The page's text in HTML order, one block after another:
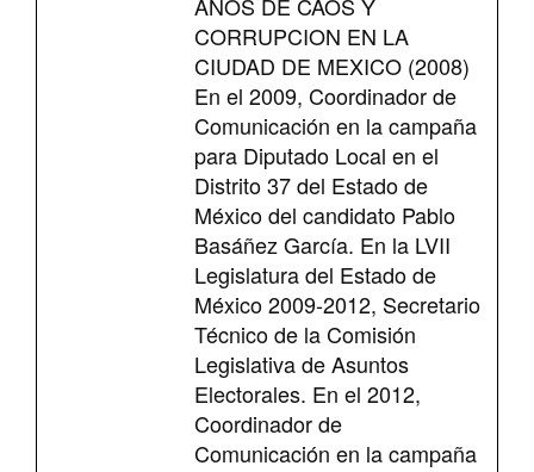
AÑOS DE CAOS Y
CORRUPCION EN LA
CIUDAD DE MEXICO (2008)
En el 2009, Coordinador de
Comunicación en la campaña
para Diputado Local en el
Distrito 37 del Estado de
México del candidato Pablo
Basáñez García. En la LVII
Legislatura del Estado de
México 2009-2012, Secretario
Técnico de la Comisión
Legislativa de Asuntos
Electorales. En el 2012,
Coordinador de
Comunicación en la campaña